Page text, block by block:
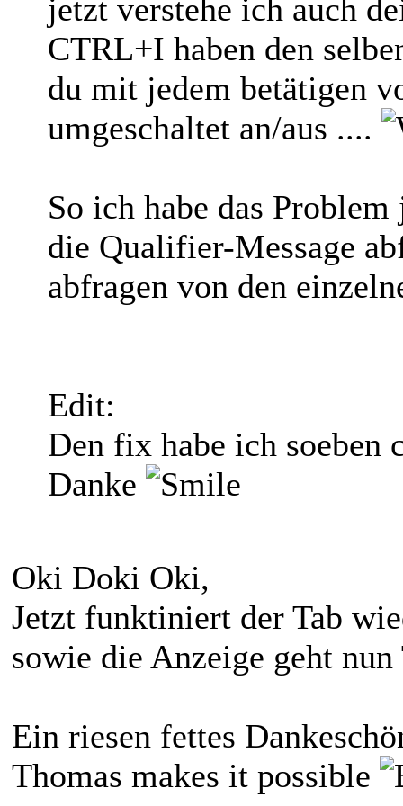
jetzt verstehe ich auch
CTRL+I haben den
du mit jedem betätigen
umgeschaltet an/aus ....
So ich habe das
die Qualifier-Message
abfragen von den
Edit:
Den fix habe ich soeben
Danke
Oki Doki Oki,
Jetzt funktiniert der Tab
sowie die Anzeige geht nun
Ein riesen fettes
Thomas makes it possible